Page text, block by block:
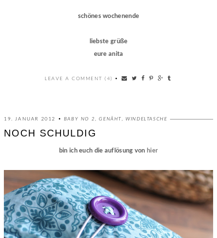
schönes wochenende
liebste grüße
eure anita
LEAVE A COMMENT (4) •
19. JANUAR 2012 • BABY NO 2,GENÄHT,WINDELTASCHE
NOCH SCHULDIG
bin ich euch die auflösung von hier